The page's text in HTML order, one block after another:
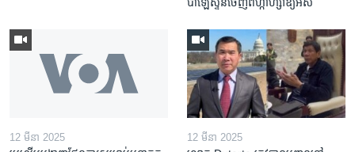
12 មីនា 2025 12 មីនា 2025